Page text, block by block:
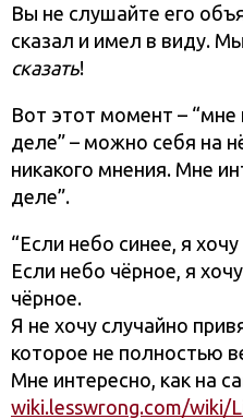
Вы не слушайте его
сказал и имел в виду.
сказать!
Вот этот момент – “мне
деле” – можно себя на
никакого мнения. Мне
деле”.
“Если небо синее, я
Если небо чёрное, я
чёрное.
Я не хочу случайно
которое не полностью
Мне интересно, как на
wiki.lesswrong.com/wiki/